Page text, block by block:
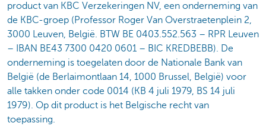
product van KBC Verzekeringen NV, een onderneming van
de KBC-groep (Professor Roger Van Overstraetenplein 2,
3000 Leuven, België. BTW BE 0403.552.563 – RPR Leuven
– IBAN BE43 7300 0420 0601 – BIC KREDBEBB). De
onderneming is toegelaten door de Nationale Bank van
België (de Berlaimontlaan 14, 1000 Brussel, België) voor
alle takken onder code 0014 (KB 4 juli 1979, BS 14 juli
1979). Op dit product is het Belgische recht van
toepassing.